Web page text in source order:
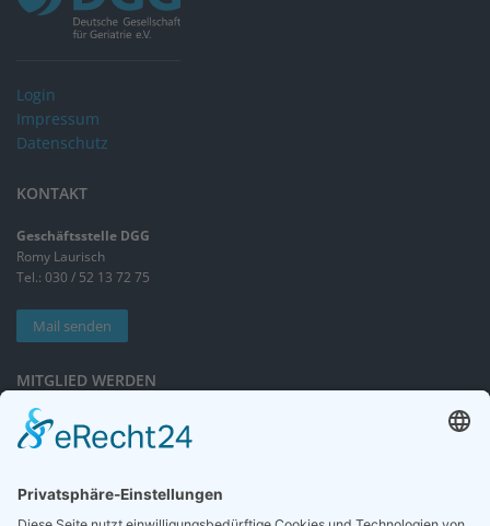
Login
Impressum
Datenschutz
KONTAKT
Geschäftsstelle DGG
Romy Laurisch
Tel.: 030 / 52 13 72 75
Mail senden
MITGLIED WERDEN
Sieben gute Gründe
für Ihre Mitgliedschaft